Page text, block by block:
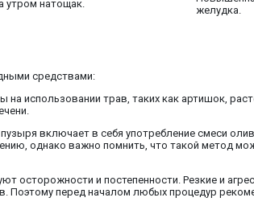
утром натощак.
желудка.
средствами:
использовании трав, таких как артишок,
включает в себя употребление смеси
однако важно помнить, что такой метод
осторожности и постепенности. Резкие и
перед началом любых процедур